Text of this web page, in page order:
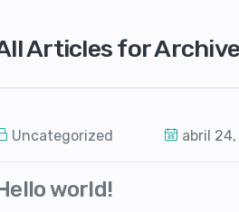
Articles for Archive
Uncategorized abril
world!